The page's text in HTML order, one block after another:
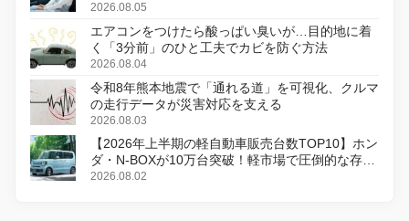
2026.08.05
エアコンをつけたら酸っぱい臭いが…目的地に着
く「3分前」のひと工夫でカビを防ぐ方法
2026.08.04
令和8年熊本地震で「通れる道」を可視化、クルマ
の走行データが災害対応を支える
2026.08.03
【2026年上半期の軽自動車販売台数TOP10】ホン
ダ・N-BOXが10万台突破！軽市場で圧倒的な存在
感
2026.08.02